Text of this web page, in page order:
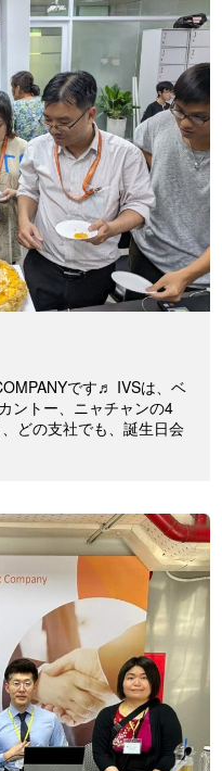
です♬ IVSは、ベ
ントー、ニャチャンの4
どの支社でも、誕生日会